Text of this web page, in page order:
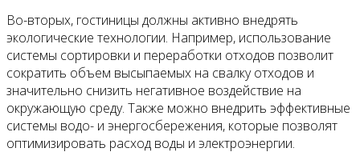
Во-вторых, гостиницы должны активно внедрять
экологические технологии. Например, использование
системы сортировки и переработки отходов позволит
сократить объем высыпаемых на свалку отходов и
значительно снизить негативное воздействие на
окружающую среду. Также можно внедрить эффективные
системы водо- и энергосбережения, которые позволят
оптимизировать расход воды и электроэнергии.